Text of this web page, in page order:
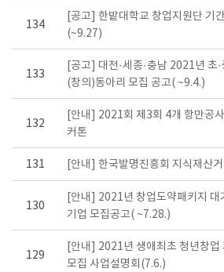
134
[공고] 한밭대학교 창업지원단 기
(~9.27)
133
[공고] 대전·세종·충남 2021년 초
(창의)동아리 모집 공고( ~9.4.)
132
[안내] 2021회 제3회 4개 항만공
커톤
131 [안내] 한국발명진흥회 지식재산
130
[안내] 2021년 창업도약패키지 대
기업 모집공고( ~7.28.)
129
[안내] 2021년 생애최초 청년창
모집 사업설명회(7.6.)